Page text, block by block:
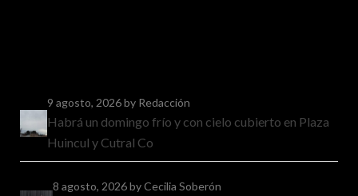
9 agosto, 2026by Redacción
Habrá un domingo frío y con cielo cubierto en Plaza
Huincul y Cutral Co
8 agosto, 2026by Cecilia Soberón